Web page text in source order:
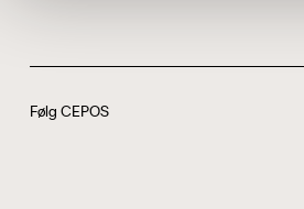
Følg CEPOS